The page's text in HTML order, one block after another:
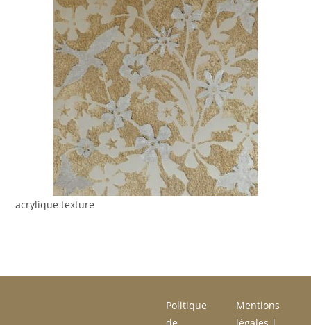
acrylique texture
Politique
Mentions